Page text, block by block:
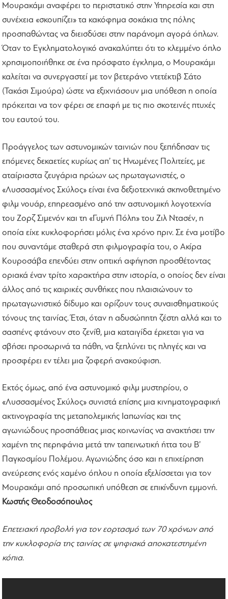
Μουρακάμι αναφέρει το περιστατικό στην Υπηρεσία και στη
συνέχεια «σκουπίζει» τα κακόφημα σοκάκια της πόλης
προσπαθώντας να διεισδύσει στην παράνομη αγορά όπλων.
Όταν το Εγκληματολογικό ανακαλύπτει ότι το κλεμμένο όπλο
χρησιμοποιήθηκε σε ένα πρόσφατο έγκλημα, ο Μουρακάμι
καλείται να συνεργαστεί με τον βετεράνο ντετέκτιβ Σάτο
(Τακάσι Σιμούρα) ώστε να εξιχνιάσουν μια υπόθεση η οποία
πρόκειται να τον φέρει σε επαφή με τις πιο σκοτεινές πτυχές
του εαυτού του.
Προάγγελος των αστυνομικών ταινιών που ξεπήδησαν τις
επόμενες δεκαετίες κυρίως απ’ τις Ηνωμένες Πολιτείες, με
αταίριαστα ζευγάρια ηρώων ως πρωταγωνιστές, ο
«Λυσσασμένος Σκύλος» είναι ένα δεξιοτεχνικά σκηνοθετημένο
φιλμ νουάρ, επηρεασμένο από την αστυνομική λογοτεχνία
του Ζορζ Σιμενόν και τη «Γυμνή Πόλη» του Ζιλ Ντασέν, η
οποία είχε κυκλοφορήσει μόλις ένα χρόνο πριν. Σε ένα μοτίβο
που συναντάμε σταθερά στη φιλμογραφία του, ο Ακίρα
Κουροσάβα επενδύει στην οπτική αφήγηση προσθέτοντας
οριακά έναν τρίτο χαρακτήρα στην ιστορία, ο οποίος δεν είναι
άλλος από τις καιρικές συνθήκες που πλαισιώνουν το
πρωταγωνιστικό δίδυμο και ορίζουν τους συναισθηματικούς
τόνους της ταινίας. Έτσι, όταν η αδυσώπητη ζέστη αλλά και το
σασπένς φτάνουν στο ζενίθ, μια καταιγίδα έρχεται για να
σβήσει προσωρινά τα πάθη, να ξεπλύνει τις πληγές και να
προσφέρει εν τέλει μια ζοφερή ανακούφιση.
Εκτός όμως, από ένα αστυνομικό φιλμ μυστηρίου, ο
«Λυσσασμένος Σκύλος» συνιστά επίσης μια κινηματογραφική
ακτινογραφία της μεταπολεμικής Ιαπωνίας και της
αγωνιώδους προσπάθειας μιας κοινωνίας να ανακτήσει την
χαμένη της περηφάνια μετά την ταπεινωτική ήττα του Β’
Παγκοσμίου Πολέμου. Αγωνιώδης όσο και η επιχείρηση
ανεύρεσης ενός χαμένο όπλου η οποία εξελίσσεται για τον
Μουρακάμι από προσωπική υπόθεση σε επικίνδυνη εμμονή.
Κωστής Θεοδοσόπουλος
Επετειακή προβολή για τον εορτασμό των 70 χρόνων από
την κυκλοφορία της ταινίας σε ψηφιακά αποκατεστημένη
κόπια.